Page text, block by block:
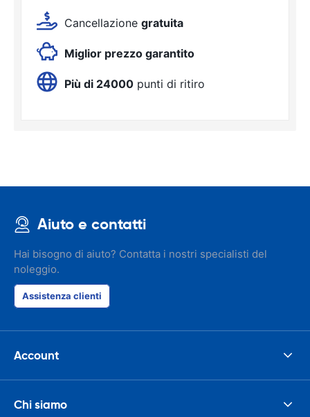
Cancellazione gratuita
Miglior prezzo garantito
Più di 24000 punti di ritiro
Aiuto e contatti
Hai bisogno di aiuto? Contatta i nostri specialisti del
noleggio.
Assistenza clienti
Account
Chi siamo